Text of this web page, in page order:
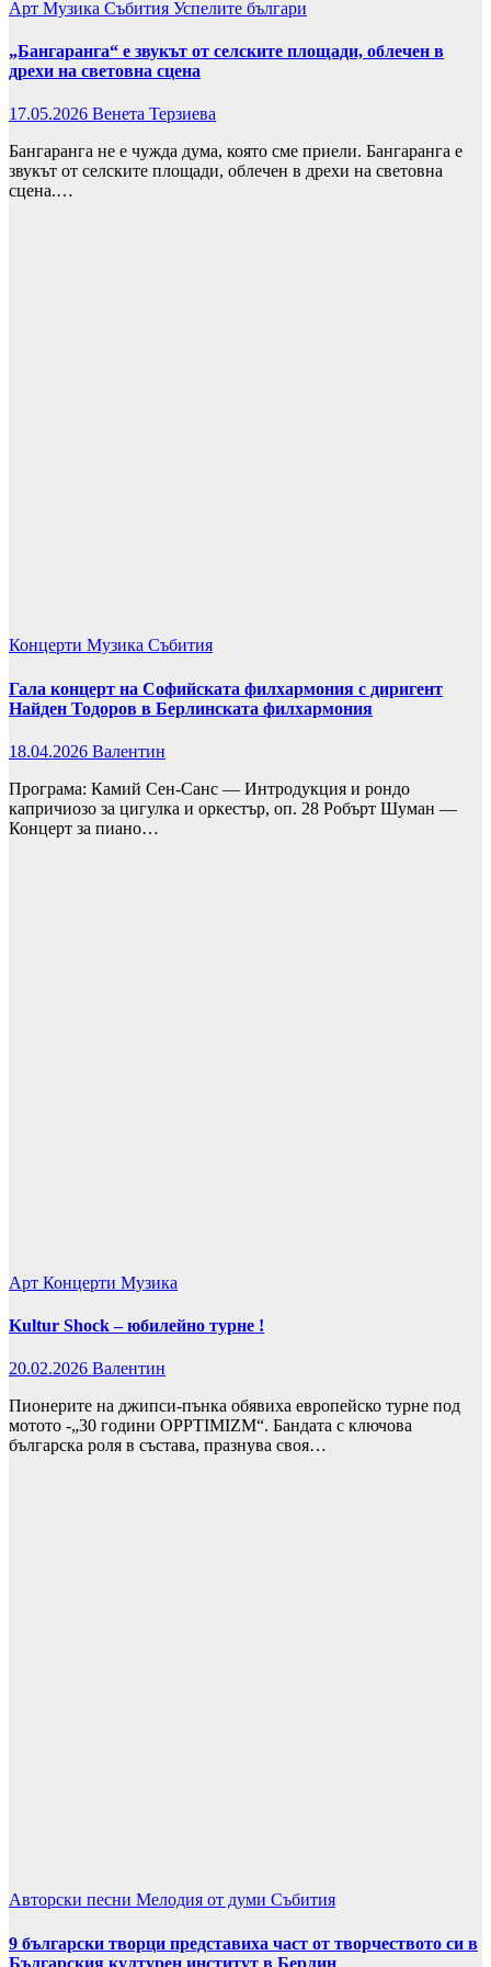
Арт Музика Събития Успелите българи
„Бангаранга“ е звукът от селските площади, облечен в
дрехи на световна сцена
17.05.2026 Венета Терзиева
Бангаранга не е чужда дума, която сме приели. Бангаранга е
звукът от селските площади, облечен в дрехи на световна
сцена.…
Концерти Музика Събития
Гала концерт на Софийската филхармония с диригент
Найден Тодоров в Берлинската филхармония
18.04.2026 Валентин
Програма: Камий Сен-Санс — Интродукция и рондо
капричиозо за цигулка и оркестър, оп. 28 Робърт Шуман —
Концерт за пиано…
Арт Концерти Музика
Kultur Shock – юбилейно турне !
20.02.2026 Валентин
Пионерите на джипси-пънка обявиха европейско турне под
мотото -„30 години OPPTIMIZM“. Бандата с ключова
българска роля в състава, празнува своя…
Авторски песни Мелодия от думи Събития
9 български творци представиха част от творчеството си в
Българския културен институт в Берлин